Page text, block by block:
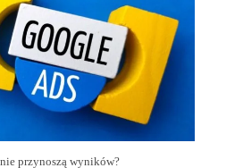
przynoszą wyników?